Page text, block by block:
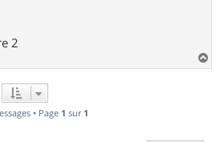
2
a
• Page 1 sur 1